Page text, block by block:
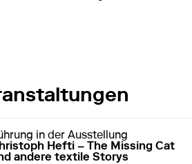
– 12:00in der Ausstellung
Hefti – The Missing Cat
andere textile Storys